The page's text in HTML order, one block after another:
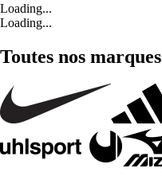
Loading...
Loading...
Toutes nos marques